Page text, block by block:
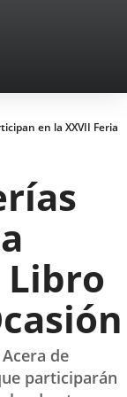
en la XXVII Feria
Libro
de
participarán